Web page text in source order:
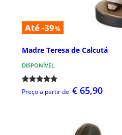
Até -39%
Madre Teresa de Calcutá
DISPONÍVEL
Preço a partir de € 65,90